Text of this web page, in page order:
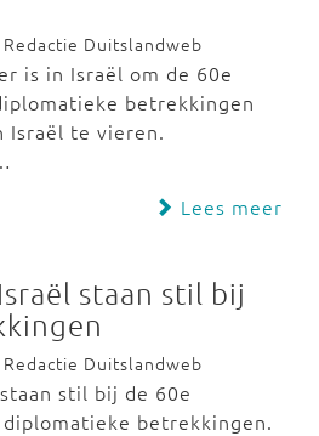
Duitslandweb
is in Israël om de 60e
betrekkingen
Israël te vieren.
Lees meer
staan stil bij
Duitslandweb
stil bij de 60e
betrekkingen.